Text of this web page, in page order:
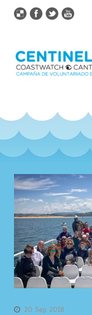
20 Sep 2018